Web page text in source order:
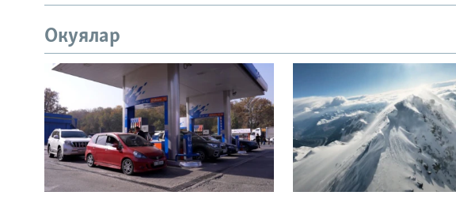
Окуялар